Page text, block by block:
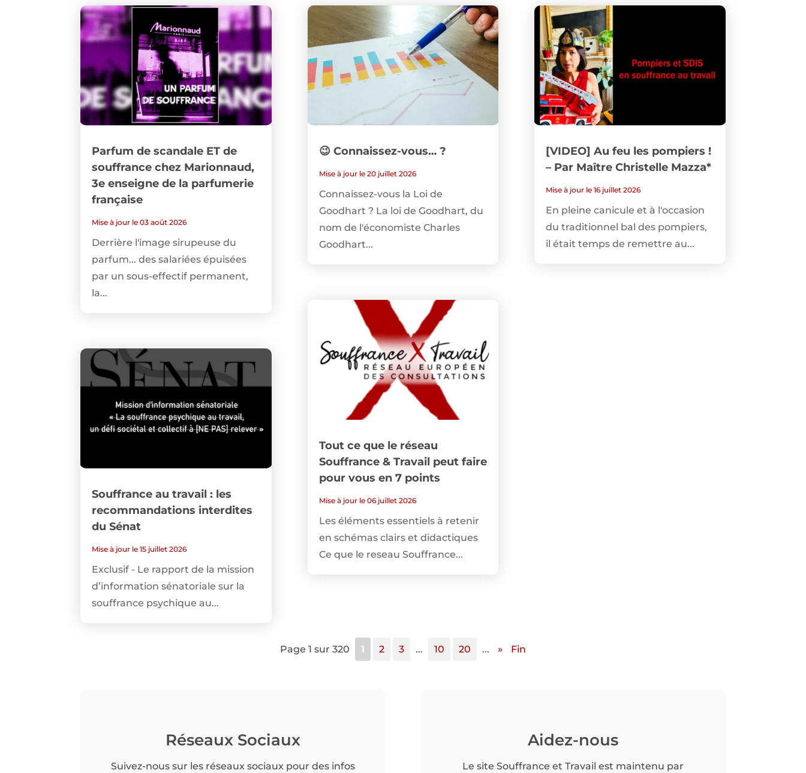
Parfum de scandale ET de
souffrance chez Marionnaud,
3e enseigne de la parfumerie
française
Mise à jour le 03 août 2026
Derrière l'image sirupeuse du
parfum... des salariées épuisées
par un sous-effectif permanent,
la...
Souffrance au travail : les
recommandations interdites
du Sénat
Mise à jour le 15 juillet 2026
Exclusif - Le rapport de la mission
d’information sénatoriale sur la
souffrance psychique au...
😉 Connaissez-vous… ?
Mise à jour le 20 juillet 2026
Connaissez-vous la Loi de
Goodhart ? La loi de Goodhart, du
nom de l'économiste Charles
Goodhart...
Tout ce que le réseau
Souffrance & Travail peut faire
pour vous en 7 points
Mise à jour le 06 juillet 2026
Les éléments essentiels à retenir
en schémas clairs et didactiques
Ce que le reseau Souffrance...
[VIDEO] Au feu les pompiers !
– Par Maître Christelle Mazza*
Mise à jour le 16 juillet 2026
En pleine canicule et à l'occasion
du traditionnel bal des pompiers,
il était temps de remettre au...
Page 1 sur 320 1 2 3 ... 10 20 ... » Fin
Réseaux Sociaux
Suivez-nous sur les réseaux sociaux pour des infos
Aidez-nous
Le site Souffrance et Travail est maintenu par